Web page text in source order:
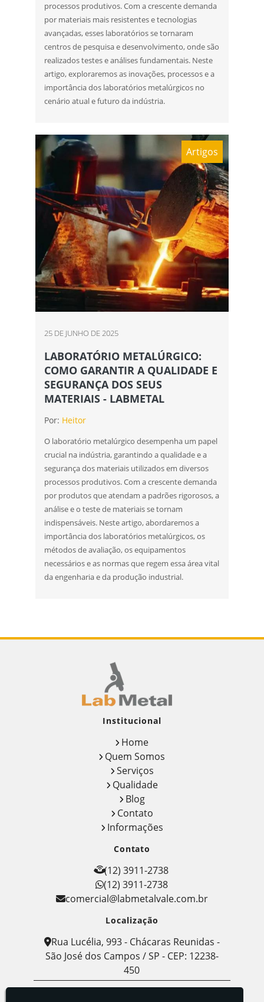
processos produtivos. Com a crescente demanda
por materiais mais resistentes e tecnologias
avançadas, esses laboratórios se tornaram
centros de pesquisa e desenvolvimento, onde são
realizados testes e análises fundamentais. Neste
artigo, exploraremos as inovações, processos e a
importância dos laboratórios metalúrgicos no
cenário atual e futuro da indústria.
Artigos
25 DE JUNHO DE 2025
LABORATÓRIO METALÚRGICO:
COMO GARANTIR A QUALIDADE E
SEGURANÇA DOS SEUS
MATERIAIS - LABMETAL
Por: Heitor
O laboratório metalúrgico desempenha um papel
crucial na indústria, garantindo a qualidade e a
segurança dos materiais utilizados em diversos
processos produtivos. Com a crescente demanda
por produtos que atendam a padrões rigorosos, a
análise e o teste de materiais se tornam
indispensáveis. Neste artigo, abordaremos a
importância dos laboratórios metalúrgicos, os
métodos de avaliação, os equipamentos
necessários e as normas que regem essa área vital
da engenharia e da produção industrial.
Institucional
Home
Quem Somos
Serviços
Qualidade
Blog
Contato
Informações
Contato
(12) 3911-2738
(12) 3911-2738
comercial@labmetalvale.com.br
Localização
Rua Lucélia, 993 - Chácaras Reunidas -
São José dos Campos / SP - CEP: 12238-
450